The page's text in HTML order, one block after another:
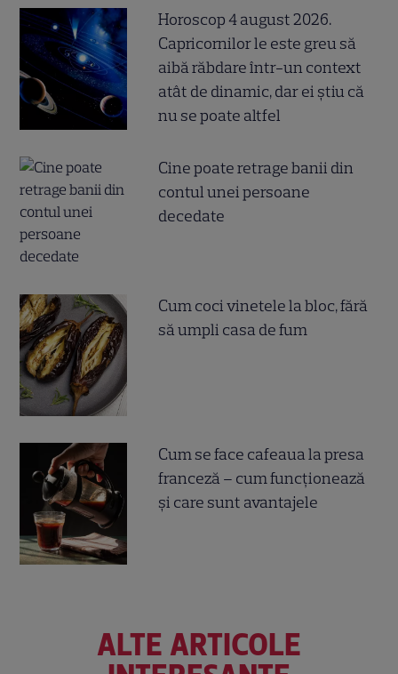
Horoscop 4 august 2026.
Capricornilor le este greu să
aibă răbdare într-un context
atât de dinamic, dar ei știu că
nu se poate altfel
Cine poate retrage banii din
contul unei persoane
decedate
Cum coci vinetele la bloc, fără
să umpli casa de fum
Cum se face cafeaua la presa
franceză – cum funcționează
și care sunt avantajele
ALTE ARTICOLE